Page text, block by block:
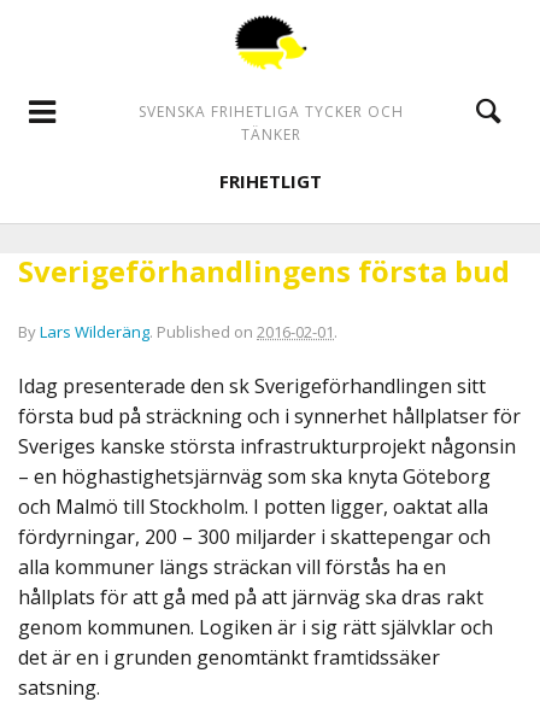
SVENSKA FRIHETLIGA TYCKER OCH
TÄNKER
FRIHETLIGT
Sverigeförhandlingens första bud
ByLars Wilderäng. Published on 2016-02-01.
Idag presenterade den sk Sverigeförhandlingen sitt
första bud på sträckning och i synnerhet hållplatser för
Sveriges kanske största infrastrukturprojekt någonsin
– en höghastighetsjärnväg som ska knyta Göteborg
och Malmö till Stockholm. I potten ligger, oaktat alla
fördyrningar, 200 – 300 miljarder i skattepengar och
alla kommuner längs sträckan vill förstås ha en
hållplats för att gå med på att järnväg ska dras rakt
genom kommunen. Logiken är i sig rätt självklar och
det är en i grunden genomtänkt framtidssäker
satsning.